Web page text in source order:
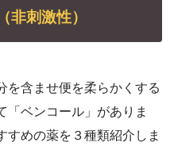
非刺激性）
を含ませ便を柔らかくする
「ベンコール」がありま
すめの薬を３種類紹介しま